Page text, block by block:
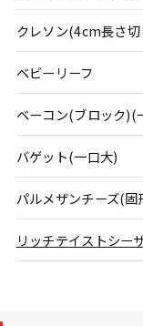
クレソン(4cm長さ切
ベビーリーフ
ベーコン(ブロック)(
バゲット(一口大)
パルメザンチーズ(
リッチテイストシー